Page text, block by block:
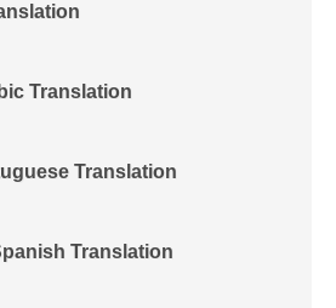
Translation
Translation
Translation